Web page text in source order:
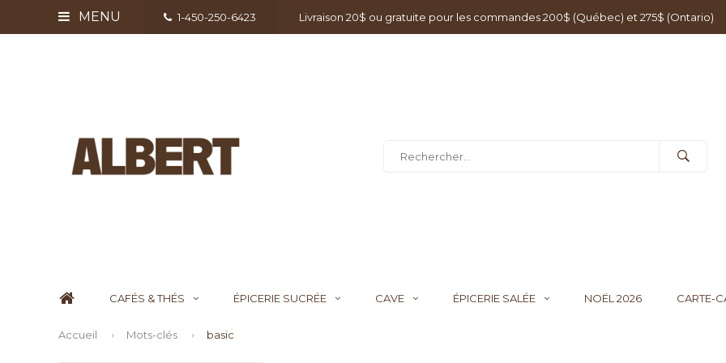
MENU 1-450-250-6423 Livraison 20$ ou gratuite pour les commandes 200$ (Québec) et 275$ (Ontario)
CAFÉS & THÉS ÉPICERIE SUCRÉE CAVE ÉPICERIE SALÉE NOËL 2026 CARTE-
Accueil Mots-clés basic